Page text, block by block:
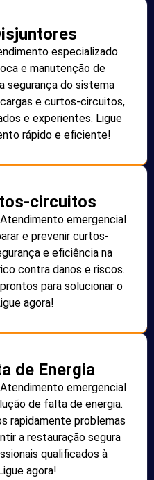
especializado
e manutenção de
segurança do sistema
e curtos-circuitos,
e experientes. Ligue
rápido e eficiente!
circuitos
emergencial
e prevenir curtos-
e eficiência na
contra danos e riscos.
para solucionar o
agora!
de Energia
emergencial
de falta de energia.
rapidamente problemas
a restauração segura
qualificados à
agora!